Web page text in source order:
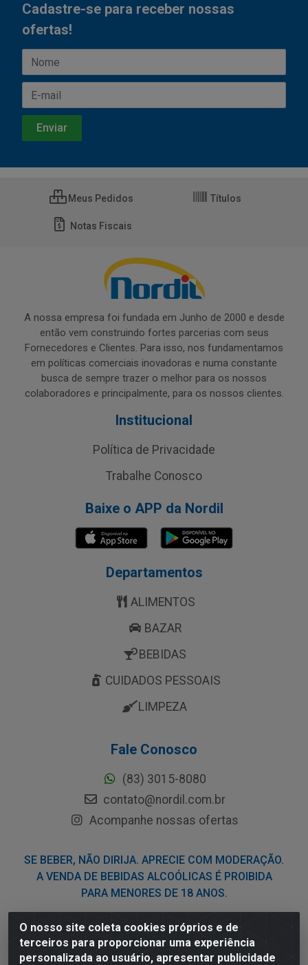
O nosso site coleta cookies próprios e de
terceiros para proporcionar uma experiência
personalizada ao usuário, apresentar publicidade
Cadastre-se para receber nossas
ofertas!
Meus Pedidos Títulos
Notas Fiscais
A nossa empresa foi fundada em Junho de 2000 e desde
então vem construindo fortes parcerias com seus
Fornecedores e Clientes. Para isso, nos fundamentamos
em políticas comerciais inovadoras e numa constante
busca de sempre trazer o melhor para os nossos
colaboradores e principalmente, para os nossos clientes.
Institucional
Política de Privacidade
Trabalhe Conosco
Baixe o APP da Nordil
Departamentos
ALIMENTOS
BAZAR
BEBIDAS
CUIDADOS PESSOAIS
LIMPEZA
Fale Conosco
(83) 3015-8080
contato@nordil.com.br
Acompanhe nossas ofertas
SE BEBER, NÃO DIRIJA. APRECIE COM MODERAÇÃO.
A VENDA DE BEBIDAS ALCOÓLICAS É PROIBIDA
PARA MENORES DE 18 ANOS.
Nordil Distribuidora - Avenida Liberdade, 2738, Bloco F -
Sesi - Bayeux/PB - CEP 58.111-400 - CNPJ